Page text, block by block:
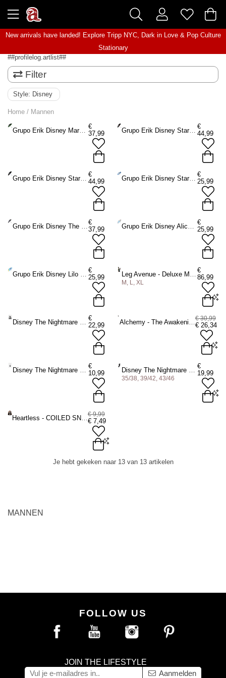
New arrivals have landed! Explore Tripp NYC, Dark in Love& Pop Culture
Stationary
##profilelog.artlist##
Filter
Style: Disney
Home / Mannen
Grupo Erik Disney Mary Poppins - Premium Paraplu - Multicolours
€
37,99
Grupo Erik Disney Star Wars - Darth Vader Premium Paraplu - Multicolours
€
44,99
Grupo Erik Disney Star Wars - Luke Skywalker Premium Paraplu - Multicolours
€
44,99
Grupo Erik Disney Star Wars Paraplu - Multicolours
€
25,99
Grupo Erik Disney The Nightmare Before Christmas - Premium Paraplu - Multicolours
€
37,99
Grupo Erik Disney Alice In Wonderland Paraplu - Multicolours
€
25,99
Grupo Erik Disney Lilo & Stitch Paraplu - Multicolours
€
25,99
Leg Avenue - Deluxe Mad Hatter Kostuum - Multicolours
M, L, XL
€
86,99
Disney The Nightmare Before Christmas - Jack Skellington Schoudertas - Zwart
€
22,99
Alchemy - The Awakening Ring - Zilverkleurig€ 30,99
€ 26,34
W/Y: W=EU 23 = 20,7 mm
/ Y=EU 27 = 21,5 mm
-15%
Disney The Nightmare Before Christmas - Jack Sleutelhanger - Zwart
€
10,99
Disney The Nightmare Before Christmas - Novelty 2 Pack Sokken - Zwart
35/38, 39/42, 43/46
€
19,99
Heartless - COILED SNAKE Masker - Mondkapje - Zwart€ 9,99
€ 7,49
-25%
Je hebt gekeken naar 13 van 13 artikelen
MANNEN
FOLLOW US
JOIN THE LIFESTYLE
Aanmelden